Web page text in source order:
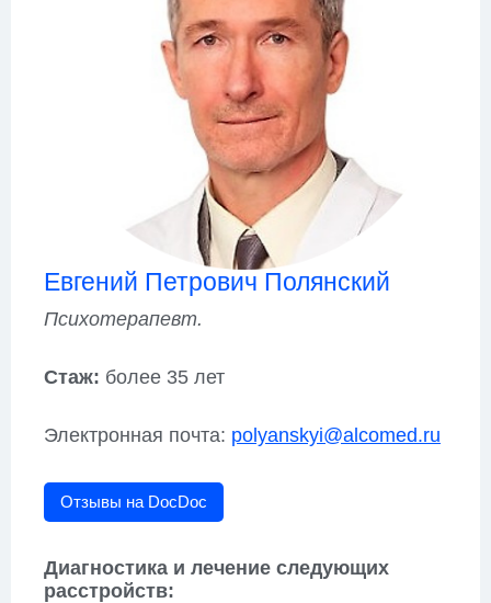
Евгений Петрович Полянский
Психотерапевт.
Стаж: более 35 лет
Электронная почта: polyanskyi@alcomed.ru
Отзывы на DocDoc
Диагностика и лечение следующих
расстройств: